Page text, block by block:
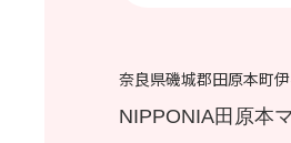
奈良県磯城郡田原本町
NIPPONIA田原本